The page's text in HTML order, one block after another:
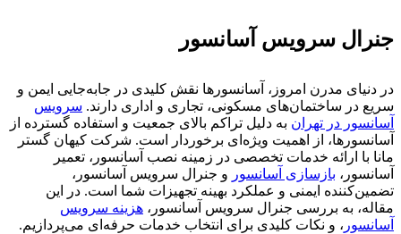
جنرال سرویس آسانسور
در دنیای مدرن امروز، آسانسورها نقش کلیدی در جابه‌جایی ایمن و
سریع در ساختمان‌های مسکونی، تجاری و اداری دارند. سرویس
آسانسور در تهران به دلیل تراکم بالای جمعیت و استفاده گسترده از
آسانسورها، از اهمیت ویژه‌ای برخوردار است. شرکت کیهان گستر
مانا با ارائه خدمات تخصصی در زمینه نصب آسانسور، تعمیر
آسانسور، بازسازی آسانسور و جنرال سرویس آسانسور،
تضمین‌کننده ایمنی و عملکرد بهینه تجهیزات شما است. در این
مقاله، به بررسی جنرال سرویس آسانسور، هزینه سرویس
آسانسور ، و نکات کلیدی برای انتخاب خدمات حرفه‌ای می‌پردازیم.